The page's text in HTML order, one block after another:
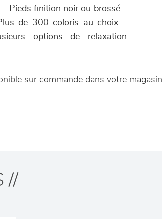
Pieds finition noir ou brossé -
de 300 coloris au choix -
options de relaxation
sur commande dans votre magasin
//